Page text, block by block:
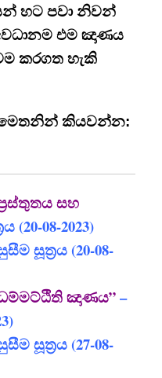
හට පවා නිවන්
එම ඤාණය
කරගත හැකි
මෙතනින් කියවන්න:
සහ
(20-08-2023)
සූත්‍රය (20-08-
ඤාණය” –
සූත්‍රය (27-08-